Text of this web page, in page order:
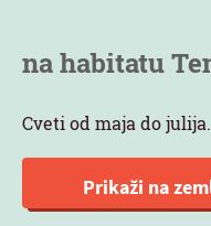
na habitatu
Cveti od maja do julija.
Prikaži na